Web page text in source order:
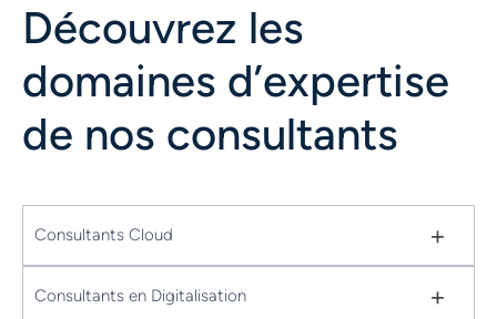
Découvrez les
domaines d’expertise
de nos consultants
Consultants Cloud +
Consultants en Digitalisation +